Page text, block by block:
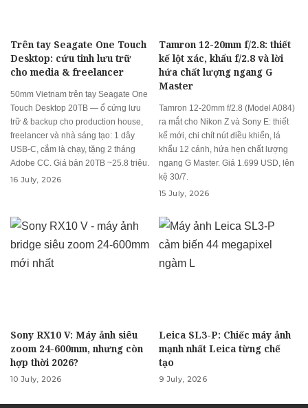
Trên tay Seagate One Touch
Desktop: cứu tinh lưu trữ
cho media & freelancer
50mm Vietnam trên tay Seagate One
Touch Desktop 20TB — ổ cứng lưu
trữ & backup cho production house,
freelancer và nhà sáng tạo: 1 dây
USB-C, cắm là chạy, tặng 2 tháng
Adobe CC. Giá bản 20TB ~25.8 triệu.
16 July, 2026
Tamron 12-20mm f/2.8: thiết
kế lột xác, khẩu f/2.8 và lời
hứa chất lượng ngang G
Master
Tamron 12-20mm f/2.8 (Model A084)
ra mắt cho Nikon Z và Sony E: thiết
kế mới, chi chít nút điều khiển, lá
khẩu 12 cánh, hứa hẹn chất lượng
ngang G Master. Giá 1.699 USD, lên
kệ 30/7.
15 July, 2026
Sony RX10 V: Máy ảnh siêu
zoom 24-600mm, nhưng còn
hợp thời 2026?
10 July, 2026
Leica SL3-P: Chiếc máy ảnh
mạnh nhất Leica từng chế
tạo
9 July, 2026